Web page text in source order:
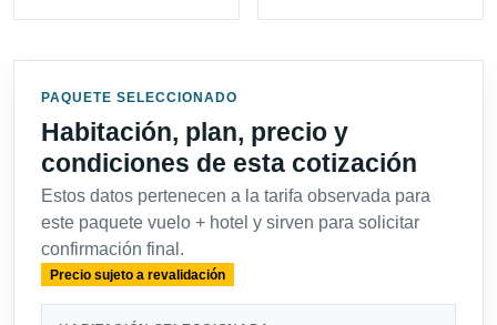
PAQUETE SELECCIONADO
Habitación, plan, precio y
condiciones de esta cotización
Estos datos pertenecen a la tarifa observada para
este paquete vuelo + hotel y sirven para solicitar
confirmación final.
Precio sujeto a revalidación